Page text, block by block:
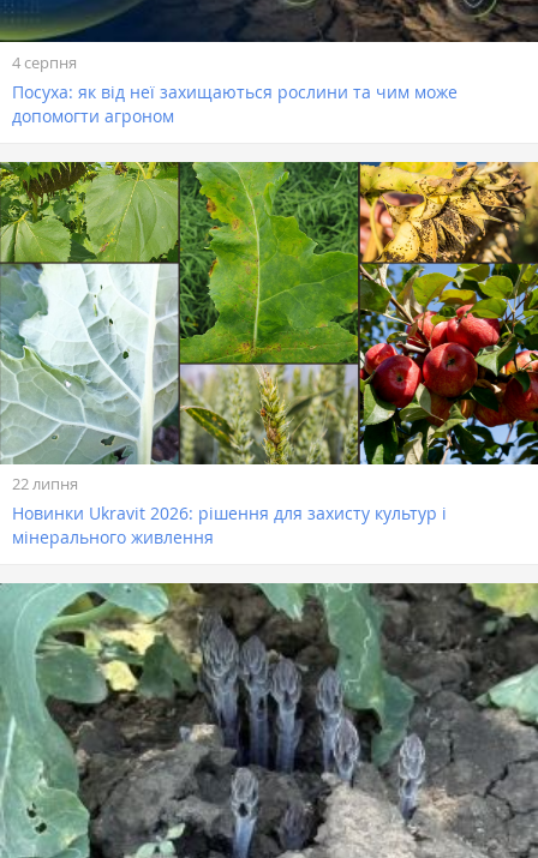
4 серпня
Посуха: як від неї захищаються рослини та чим може
допомогти агроном
22 липня
Новинки Ukravit 2026: рішення для захисту культур і
мінерального живлення